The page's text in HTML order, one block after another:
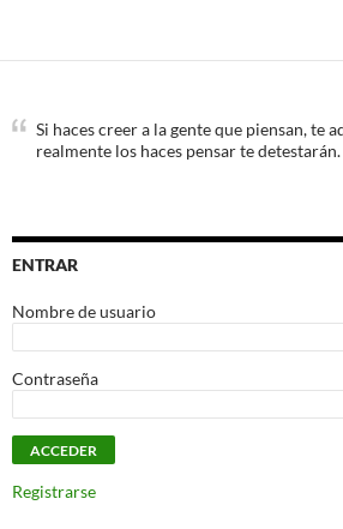
Si haces creer a la gente que piensan, te
realmente los haces pensar te detestarán.
ENTRAR
Nombre de usuario
Contraseña
Registrarse